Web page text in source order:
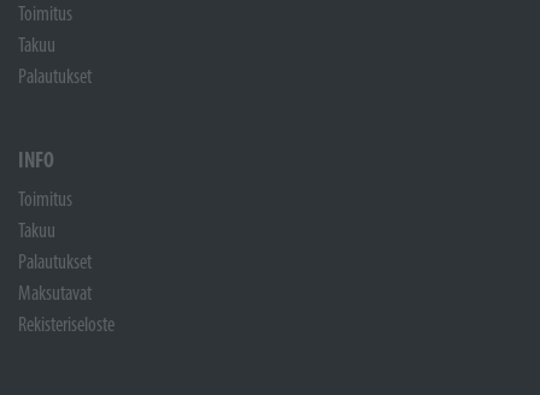
Toimitus
Takuu
Palautukset
INFO
Toimitus
Takuu
Palautukset
Maksutavat
Rekisteriseloste